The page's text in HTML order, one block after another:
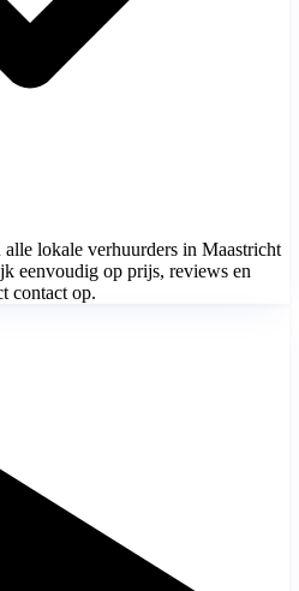
lokale verhuurders in Maastricht
eenvoudig op prijs, reviews en
contact op.